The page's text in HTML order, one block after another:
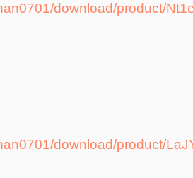
download/product/
download/product/